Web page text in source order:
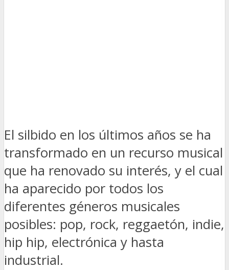
El silbido en los últimos años se ha
transformado en un recurso musical
que ha renovado su interés, y el cual
ha aparecido por todos los
diferentes géneros musicales
posibles: pop, rock, reggaetón, indie,
hip hip, electrónica y hasta
industrial.